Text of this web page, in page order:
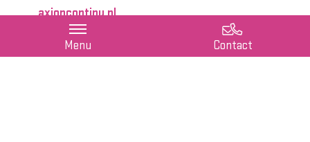
axioncontinu.nl
Menu Contact